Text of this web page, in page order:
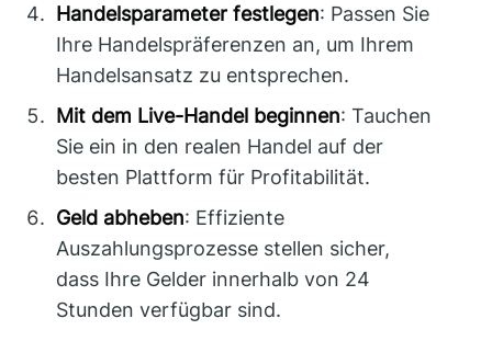
Handelsparameter festlegen: Passen Sie
Ihre Handelspräferenzen an, um Ihrem
Handelsansatz zu entsprechen.
Mit dem Live-Handel beginnen: Tauchen
Sie ein in den realen Handel auf der
besten Plattform für Profitabilität.
Geld abheben: Effiziente
Auszahlungsprozesse stellen sicher,
dass Ihre Gelder innerhalb von 24
Stunden verfügbar sind.